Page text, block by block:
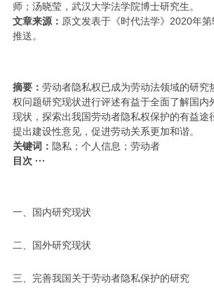
师；汤晓莹，武汉大学法学院博士研究生。
文章来源： 原文发表于《时代法学》2020年
推送。
摘要： 劳动者隐私权已成为劳动法领域的研究
权问题研究现状进行评述有益于全面了解国内
现状，探索出我国劳动者隐私权保护的有益途
提出建设性意见，促进劳动关系更加和谐。
关键词： 隐私；个人信息；劳动者
目次 ···
一、国内研究现状
二、国外研究现状
三、完善我国关于劳动者隐私保护的研究